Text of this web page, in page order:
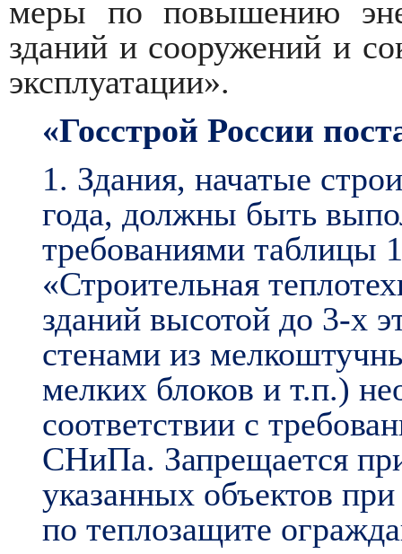
меры по повышению
зданий и сооружений и
эксплуатации».
«Госстрой России
1. Здания, начатые
года, должны быть
требованиями
«Строительная
зданий высотой до 3-х
стенами из
мелких блоков и т.п.)
соответствии с
СНиПа. Запрещается
указанных объектов
по теплозащите